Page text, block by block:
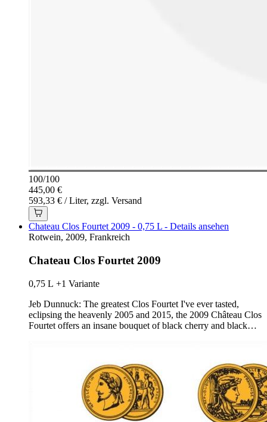
100/100
445,00 €
593,33 € / Liter, zzgl. Versand
Chateau Clos Fourtet 2009 - 0,75 L - Details ansehen
Rotwein, 2009, Frankreich
Chateau Clos Fourtet 2009
0,75 L +1 Variante
Jeb Dunnuck: The greatest Clos Fourtet I've ever tasted,
eclipsing the heavenly 2005 and 2015, the 2009 Château Clos
Fourtet offers an insane bouquet of black cherry and black…